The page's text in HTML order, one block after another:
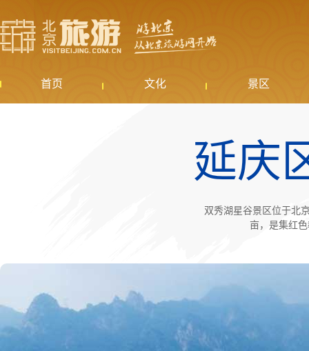
首页 文化 景区
延庆
双秀湖星谷景区位于北
亩，是集红